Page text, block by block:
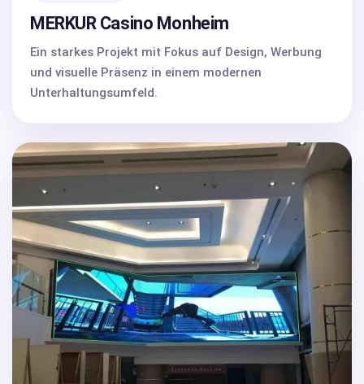
MERKUR Casino Monheim
Ein starkes Projekt mit Fokus auf Design, Werbung
und visuelle Präsenz in einem modernen
Unterhaltungsumfeld.